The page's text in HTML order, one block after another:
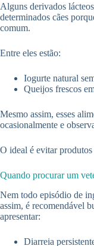
Alguns derivados
determinados cães
comum.
Entre eles estão:
Iogurte natural
Queijos frescos
Mesmo assim, esses
ocasionalmente e
O ideal é evitar
Quando procurar um
Nem todo episódio de
assim, é recomendável
apresentar:
Diarreia